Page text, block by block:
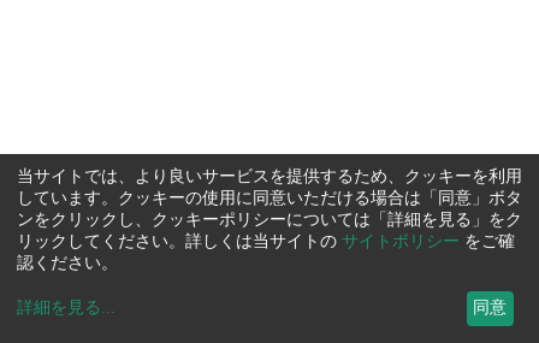
当サイトでは、より良いサービスを提供するため、クッキーを利用
しています。クッキーの使用に同意いただける場合は「同意」ボタ
ンをクリックし、クッキーポリシーについては「詳細を見る」をク
リックしてください。詳しくは当サイトの サイトポリシー をご確
認ください。
詳細を見る ... 同意